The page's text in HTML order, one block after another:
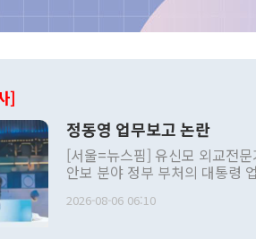
]
정동영 업무보고 논란
[서울=뉴스핌] 유신모 외교전
안보 분야 정부 부처의 대통령
발언 중에는 정부 내 조율을 거
2026-08-06 06:10